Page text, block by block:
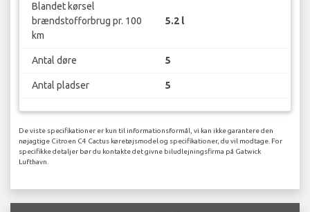
Blandet kørsel
brændstofforbrug pr. 100
km
5.2 l
Antal døre 5
Antal pladser 5
De viste specifikationer er kun til informationsformål, vi kan ikke garantere den
nøjagtige Citroen C4 Cactus køretøjsmodel og specifikationer, du vil modtage. For
specifikke detaljer bør du kontakte det givne biludlejningsfirma på Gatwick
Lufthavn.